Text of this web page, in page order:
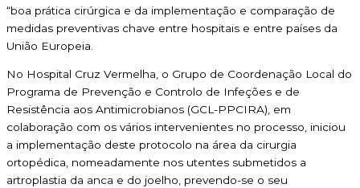
“boa prática cirúrgica e da implementação e comparação de
medidas preventivas chave entre hospitais e entre países da
União Europeia.
No Hospital Cruz Vermelha, o Grupo de Coordenação Local do
Programa de Prevenção e Controlo de Infeções e de
Resistência aos Antimicrobianos (GCL-PPCIRA), em
colaboração com os vários intervenientes no processo, iniciou
a implementação deste protocolo na área da cirurgia
ortopédica, nomeadamente nos utentes submetidos a
artroplastia da anca e do joelho, prevendo-se o seu